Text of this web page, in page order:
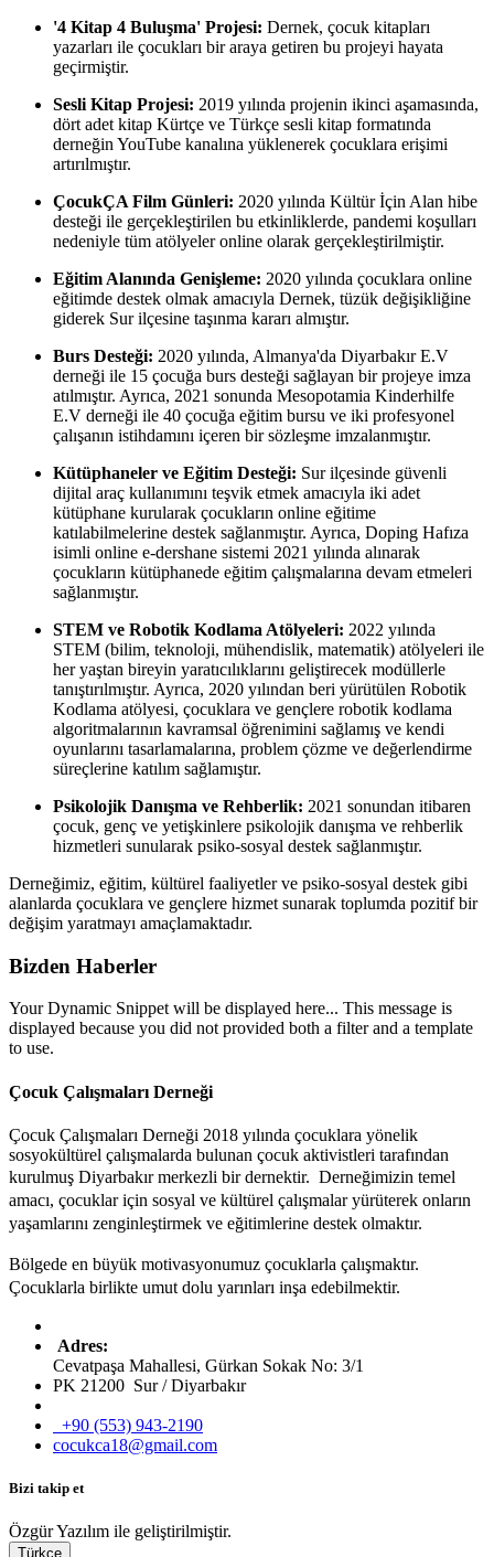
'4 Kitap 4 Buluşma' Projesi: Dernek, çocuk kitapları
yazarları ile çocukları bir araya getiren bu projeyi hayata
geçirmiştir.
Sesli Kitap Projesi: 2019 yılında projenin ikinci aşamasında,
dört adet kitap Kürtçe ve Türkçe sesli kitap formatında
derneğin YouTube kanalına yüklenerek çocuklara erişimi
artırılmıştır.
ÇocukÇA Film Günleri: 2020 yılında Kültür İçin Alan hibe
desteği ile gerçekleştirilen bu etkinliklerde, pandemi koşulları
nedeniyle tüm atölyeler online olarak gerçekleştirilmiştir.
Eğitim Alanında Genişleme: 2020 yılında çocuklara online
eğitimde destek olmak amacıyla Dernek, tüzük değişikliğine
giderek Sur ilçesine taşınma kararı almıştır.
Burs Desteği: 2020 yılında, Almanya'da Diyarbakır E.V
derneği ile 15 çocuğa burs desteği sağlayan bir projeye imza
atılmıştır. Ayrıca, 2021 sonunda Mesopotamia Kinderhilfe
E.V derneği ile 40 çocuğa eğitim bursu ve iki profesyonel
çalışanın istihdamını içeren bir sözleşme imzalanmıştır.
Kütüphaneler ve Eğitim Desteği: Sur ilçesinde güvenli
dijital araç kullanımını teşvik etmek amacıyla iki adet
kütüphane kurularak çocukların online eğitime
katılabilmelerine destek sağlanmıştır. Ayrıca, Doping Hafıza
isimli online e-dershane sistemi 2021 yılında alınarak
çocukların kütüphanede eğitim çalışmalarına devam etmeleri
sağlanmıştır.
STEM ve Robotik Kodlama Atölyeleri: 2022 yılında
STEM (bilim, teknoloji, mühendislik, matematik) atölyeleri ile
her yaştan bireyin yaratıcılıklarını geliştirecek modüllerle
tanıştırılmıştır. Ayrıca, 2020 yılından beri yürütülen Robotik
Kodlama atölyesi, çocuklara ve gençlere robotik kodlama
algoritmalarının kavramsal öğrenimini sağlamış ve kendi
oyunlarını tasarlamalarına, problem çözme ve değerlendirme
süreçlerine katılım sağlamıştır.
Psikolojik Danışma ve Rehberlik: 2021 sonundan itibaren
çocuk, genç ve yetişkinlere psikolojik danışma ve rehberlik
hizmetleri sunularak psiko-sosyal destek sağlanmıştır.
Derneğimiz, eğitim, kültürel faaliyetler ve psiko-sosyal destek gibi
alanlarda çocuklara ve gençlere hizmet sunarak toplumda pozitif bir
değişim yaratmayı amaçlamaktadır.
Bizden Haberler
Your Dynamic Snippet will be displayed here... This message is
displayed because you did not provided both a filter and a template
to use.
Çocuk Çalışmaları Derneği
Çocuk Çalışmaları Derneği 2018 yılında çocuklara yönelik
sosyokültürel çalışmalarda bulunan çocuk aktivistleri tarafından
kurulmuş Diyarbakır merkezli bir dernektir. Derneğimizin temel
amacı, çocuklar için sosyal ve kültürel çalışmalar yürüterek onların
yaşamlarını zenginleştirmek ve eğitimlerine destek olmaktır.
Bölgede en büyük motivasyonumuz çocuklarla çalışmaktır.
Çocuklarla birlikte umut dolu yarınları inşa edebilmektir.
Adres:
Cevatpaşa Mahallesi, Gürkan Sokak No: 3/1
PK 21200 Sur / Diyarbakır
+90 (553) 943-2190
cocukca18@gmail.com
Bizi takip et
Özgür Yazılım ile geliştirilmiştir.
Türkçe